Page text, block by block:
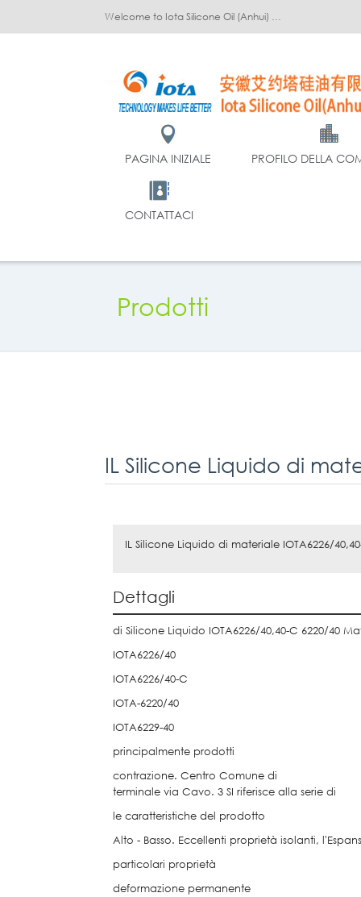
Welcome to Iota Silicone Oil (Anhui) Co., Ltd.!
PAGINA INIZIALE PROFILO DELLA
CONTATTACI
Prodotti
IL Silicone Liquido di materiale IOTA6226/
Dettagli
di Silicone Liquido IOTA6226/40,40-C 6220/40
IOTA6226/40
IOTA6226/40-C
IOTA-6220/40
IOTA6229-40
principalmente prodotti
contrazione. Centro Comune di
terminale via Cavo. 3 SI riferisce alla serie di
le caratteristiche del prodotto
Alto - Basso. Eccellenti proprietà isolanti,
particolari proprietà
deformazione permanente